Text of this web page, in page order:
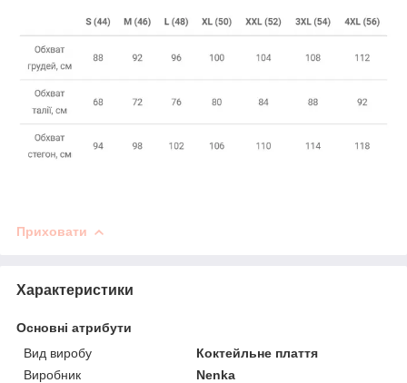
Приховати
Характеристики
Основні атрибути
Вид виробу
Коктейльне плаття
Виробник
Nenka